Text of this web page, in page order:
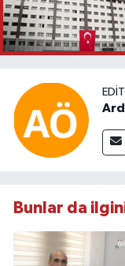
Bunlar da